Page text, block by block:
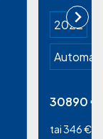
2022
30890€
tai 346 €/